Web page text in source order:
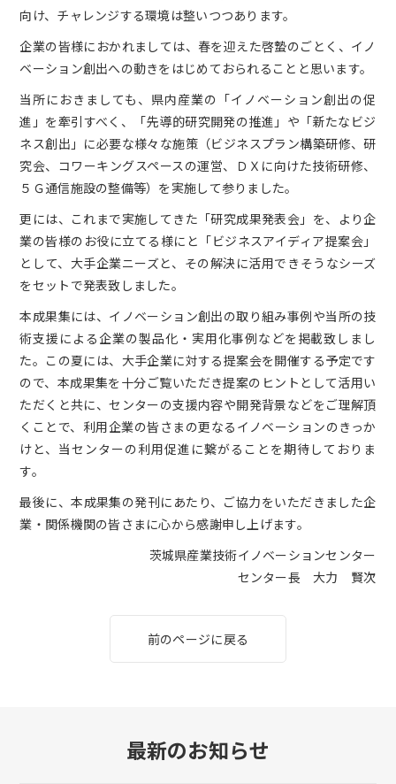
向け、チャレンジする環境は整いつつあります。
企業の皆様におかれましては、春を迎えた啓蟄のごとく、イノ
ベーション創出への動きをはじめておられることと思います。
当所におきましても、県内産業の「イノベーション創出の促
進」を牽引すべく、「先導的研究開発の推進」や「新たなビジ
ネス創出」に必要な様々な施策（ビジネスプラン構築研修、研
究会、コワーキングスペースの運営、ＤＸに向けた技術研修、
５Ｇ通信施設の整備等）を実施して参りました。
更には、これまで実施してきた「研究成果発表会」を、より企
業の皆様のお役に立てる様にと「ビジネスアイディア提案会」
として、大手企業ニーズと、その解決に活用できそうなシーズ
をセットで発表致しました。
本成果集には、イノベーション創出の取り組み事例や当所の技
術支援による企業の製品化・実用化事例などを掲載致しまし
た。この夏には、大手企業に対する提案会を開催する予定です
ので、本成果集を十分ご覧いただき提案のヒントとして活用い
ただくと共に、センターの支援内容や開発背景などをご理解頂
くことで、利用企業の皆さまの更なるイノベーションのきっか
けと、当センターの利用促進に繋がることを期待しておりま
す。
最後に、本成果集の発刊にあたり、ご協力をいただきました企
業・関係機関の皆さまに心から感謝申し上げます。
茨城県産業技術イノベーションセンター
センター長 大力 賢次
前のページに戻る
最新のお知らせ